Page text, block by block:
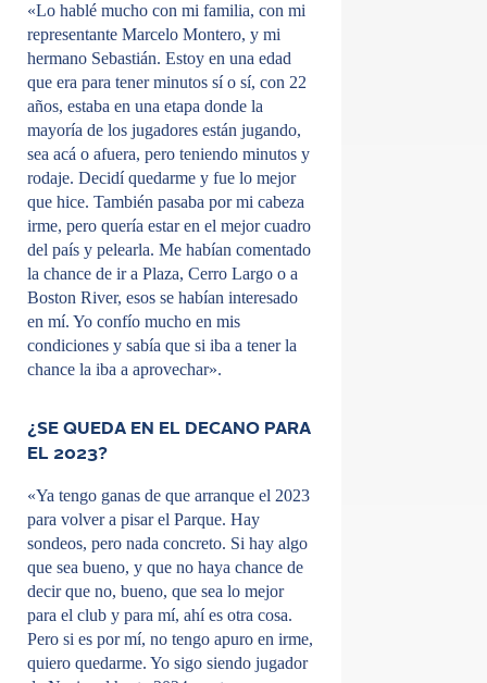
«Lo hablé mucho con mi familia, con mi
representante Marcelo Montero, y mi
hermano Sebastián. Estoy en una edad
que era para tener minutos sí o sí, con 22
años, estaba en una etapa donde la
mayoría de los jugadores están jugando,
sea acá o afuera, pero teniendo minutos y
rodaje. Decidí quedarme y fue lo mejor
que hice. También pasaba por mi cabeza
irme, pero quería estar en el mejor cuadro
del país y pelearla. Me habían comentado
la chance de ir a Plaza, Cerro Largo o a
Boston River, esos se habían interesado
en mí. Yo confío mucho en mis
condiciones y sabía que si iba a tener la
chance la iba a aprovechar».
¿SE QUEDA EN EL DECANO PARA
EL 2023?
«Ya tengo ganas de que arranque el 2023
para volver a pisar el Parque. Hay
sondeos, pero nada concreto. Si hay algo
que sea bueno, y que no haya chance de
decir que no, bueno, que sea lo mejor
para el club y para mí, ahí es otra cosa.
Pero si es por mí, no tengo apuro en irme,
quiero quedarme. Yo sigo siendo jugador